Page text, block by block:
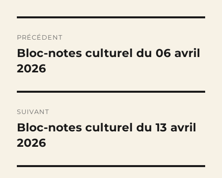
de
l’article
PRÉCÉDENT
Publication
précédente :
Bloc-notes culturel du 06 avril
2026
SUIVANT
Publication
suivante :
Bloc-notes culturel du 13 avril
2026